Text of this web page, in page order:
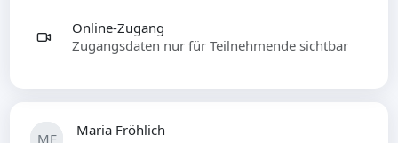
MF Maria Fröhlich
Online-Zugang
Zugangsdaten nur für Teilnehmende sichtbar